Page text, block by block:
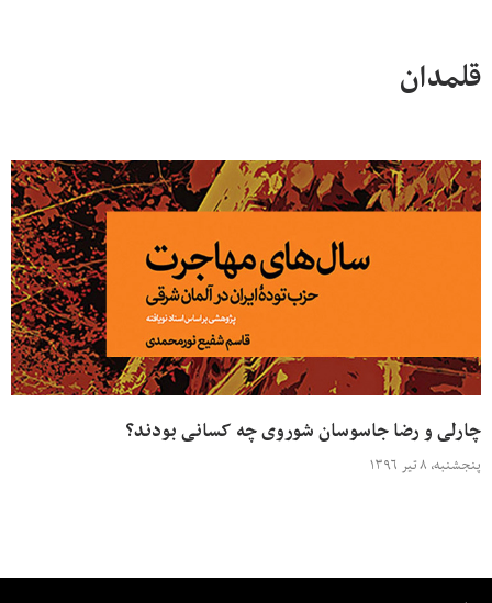
قلمدان
چارلی و رضا جاسوسان شوروی چه کسانی بودند؟
پنجشنبه، ۸ تیر ۱۳۹۶